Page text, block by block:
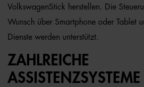
VolkswagenStick herstellen. Die
Wunsch über Smartphone oder Tablet
Dienste werden unterstützt.
ZAHLREICHE
ASSISTENZSYSTEME